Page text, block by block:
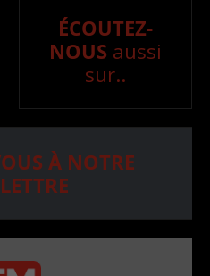
ÉCOUTEZ-
NOUS aussi
sur..
À NOTRE